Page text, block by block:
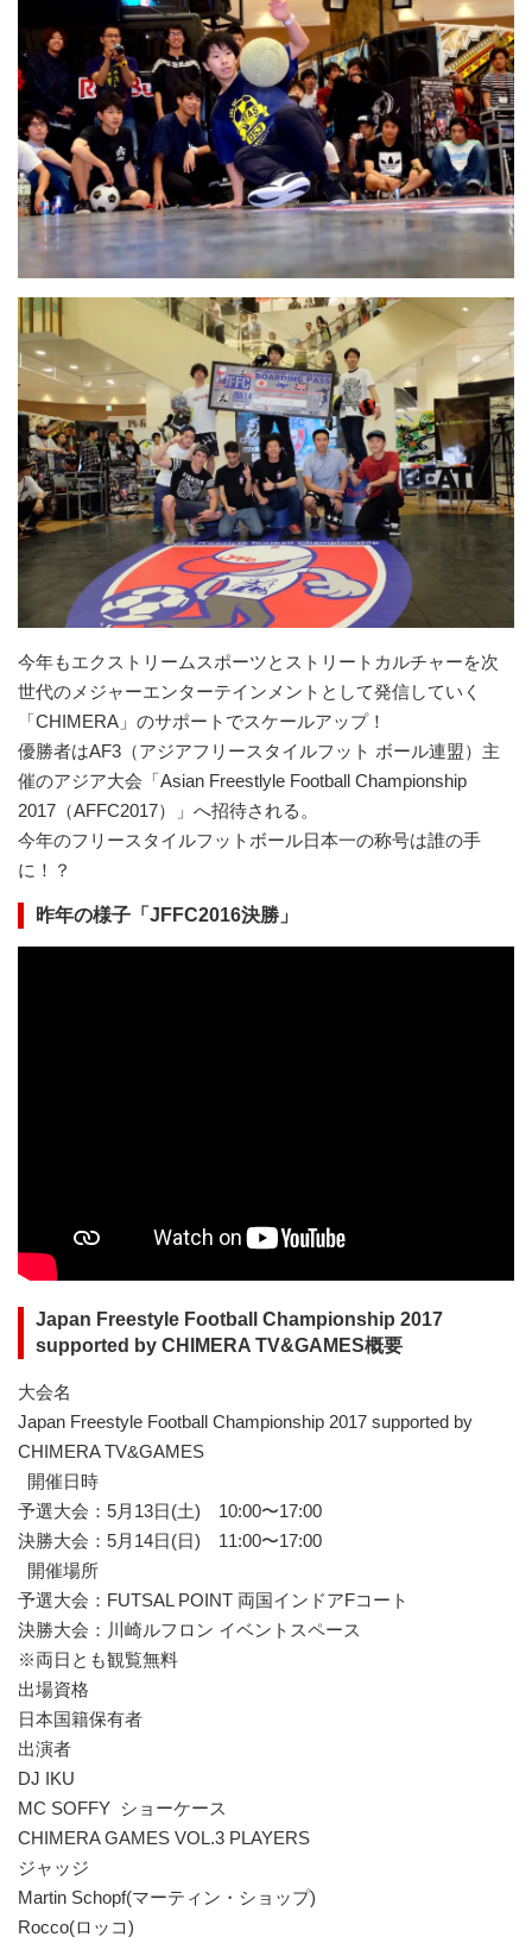
今年もエクストリームスポーツとストリートカルチャーを次
世代のメジャーエンターテインメントとして発信していく
「CHIMERA」のサポートでスケールアップ！
優勝者はAF3（アジアフリースタイルフット ボール連盟）主
催のアジア大会「Asian Freestlyle Football Championship
2017（AFFC2017）」へ招待される。
今年のフリースタイルフットボール日本一の称号は誰の手
に！？
昨年の様子「JFFC2016決勝」
Japan Freestyle Football Championship 2017
supported by CHIMERA TV&GAMES概要
大会名
Japan Freestyle Football Championship 2017 supported by
CHIMERA TV&GAMES
開催日時
予選大会：5月13日(土) 10:00〜17:00
決勝大会：5月14日(日) 11:00〜17:00
開催場所
予選大会：FUTSAL POINT 両国インドアFコート
決勝大会：川崎ルフロン イベントスペース
※両日とも観覧無料
出場資格
日本国籍保有者
出演者
DJ IKU
MC SOFFY ショーケース
CHIMERA GAMES VOL.3 PLAYERS
ジャッジ
Martin Schopf(マーティン・ショップ)
Rocco(ロッコ)